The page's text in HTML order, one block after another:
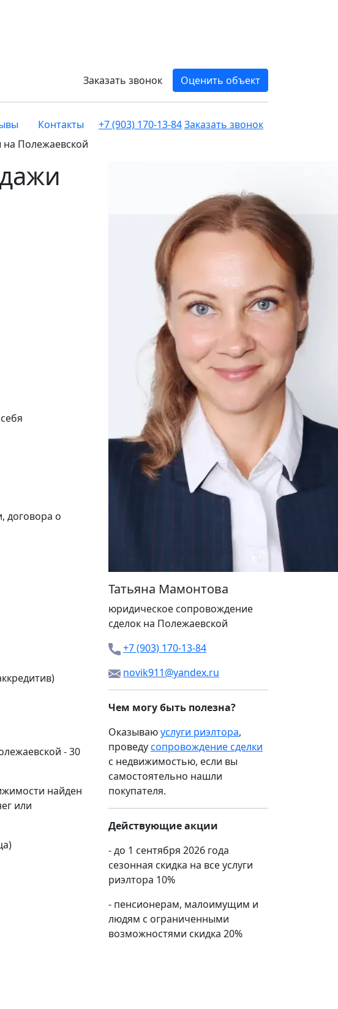
Заказать звонок
Оценить объект
Контакты +7 (903) 170-13-84Заказать звонок
Полежаевской
договора о
- 30
найден
или
Татьяна Мамонтова
юридическое сопровождение
сделок на Полежаевской
+7 (903) 170-13-84
novik911@yandex.ru
Чем могу быть полезна?
Оказываюуслуги риэлтора,
проведусопровождение сделки
с недвижимостью, если вы
самостоятельно нашли
покупателя.
Действующие акции
- до 1 сентября 2026 года
сезонная скидка на все услуги
риэлтора 10%
- пенсионерам, малоимущим и
людям с ограниченными
возможностями скидка 20%